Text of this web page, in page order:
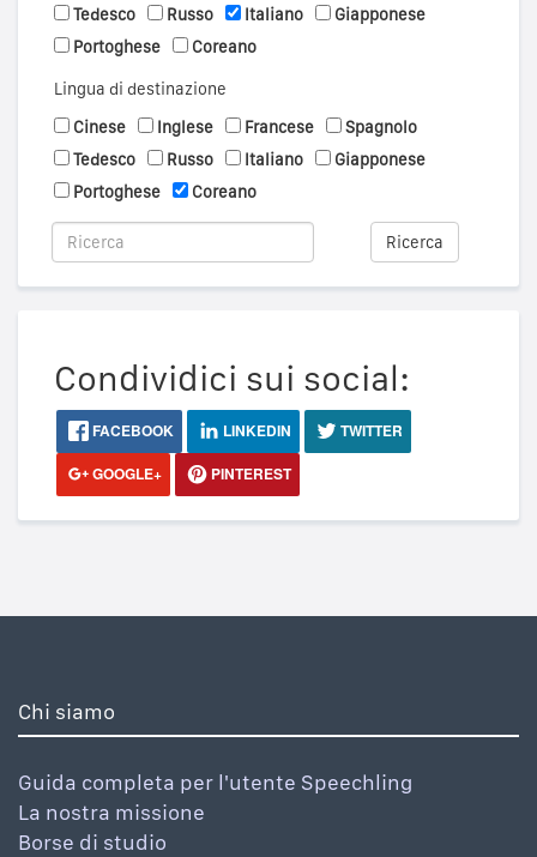
Tedesco
Russo Italiano
Giapponese
Portoghese
Coreano
Lingua di destinazione
Cinese
Inglese Francese
Spagnolo
Tedesco
Russo Italiano
Giapponese
Portoghese
Coreano
Ricerca
Condividici sui social:
FACEBOOK LINKEDIN
TWITTER
GOOGLE+
PINTEREST
Chi siamo
Guida completa per l'utente Speechling
La nostra missione
Borse di studio